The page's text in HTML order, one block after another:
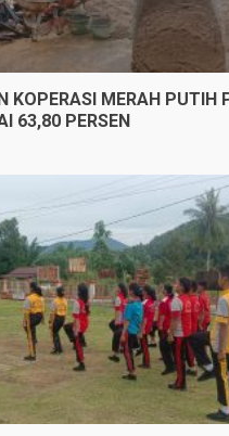
KOPERASI MERAH PUTIH
63,80 PERSEN